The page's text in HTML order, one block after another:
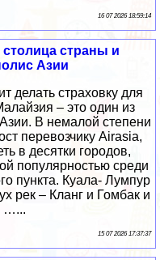
16 07 2026 18:59:14
страны и
Азии
делать страховку для
– это один из
В немалой степени
перевозчику Airasia,
в десятки городов,
популярностью среди
пункта. Куала- Лумпур
рек – Кланг и Гомбак и
…...
15 07 2026 17:37:37